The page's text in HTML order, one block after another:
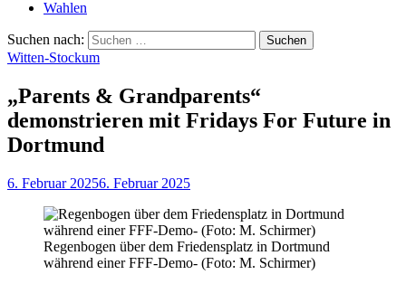
Wahlen
Suchen nach:
Witten-Stockum
„Parents & Grandparents“
demonstrieren mit Fridays For Future in
Dortmund
6. Februar 20256. Februar 2025
Regenbogen über dem Friedensplatz in Dortmund
während einer FFF-Demo- (Foto: M. Schirmer)